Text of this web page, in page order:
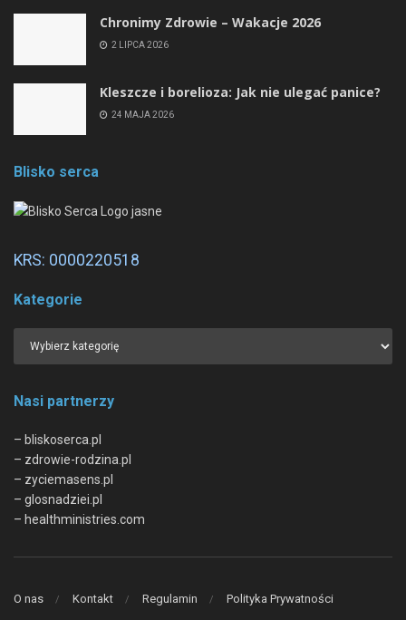
Chronimy Zdrowie ­– Wakacje 2026
2 LIPCA 2026
Kleszcze i borelioza: Jak nie ulegać panice?
24 MAJA 2026
Blisko serca
KRS: 0000220518
Kategorie
Nasi partnerzy
– bliskoserca.pl
– zdrowie-rodzina.pl
– zyciemasens.pl
– glosnadziei.pl
– healthministries.com
O nas Kontakt Regulamin Polityka Prywatności